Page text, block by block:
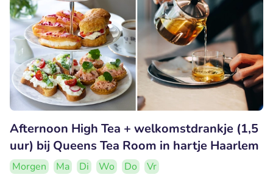
Afternoon High Tea + welkomstdrankje (1,5
uur) bij Queens Tea Room in hartje Haarlem
Morgen Ma Di Wo Do
Vr